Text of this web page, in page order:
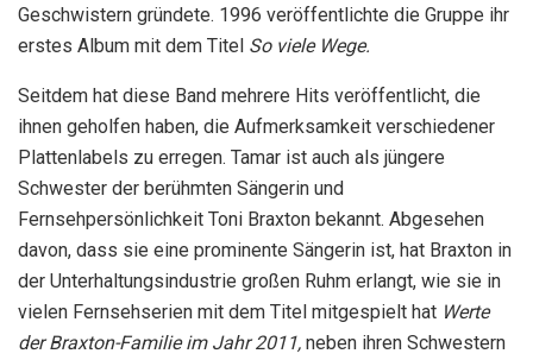
Geschwistern gründete. 1996 veröffentlichte die Gruppe ihr
erstes Album mit dem Titel So viele Wege.
Seitdem hat diese Band mehrere Hits veröffentlicht, die
ihnen geholfen haben, die Aufmerksamkeit verschiedener
Plattenlabels zu erregen. Tamar ist auch als jüngere
Schwester der berühmten Sängerin und
Fernsehpersönlichkeit Toni Braxton bekannt. Abgesehen
davon, dass sie eine prominente Sängerin ist, hat Braxton in
der Unterhaltungsindustrie großen Ruhm erlangt, wie sie in
vielen Fernsehserien mit dem Titel mitgespielt hat Werte
der Braxton-Familie im Jahr 2011, neben ihren Schwestern